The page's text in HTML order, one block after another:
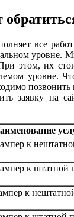
все
уровне.
этом, их
уровне.
заявку на
к
к штатной
к